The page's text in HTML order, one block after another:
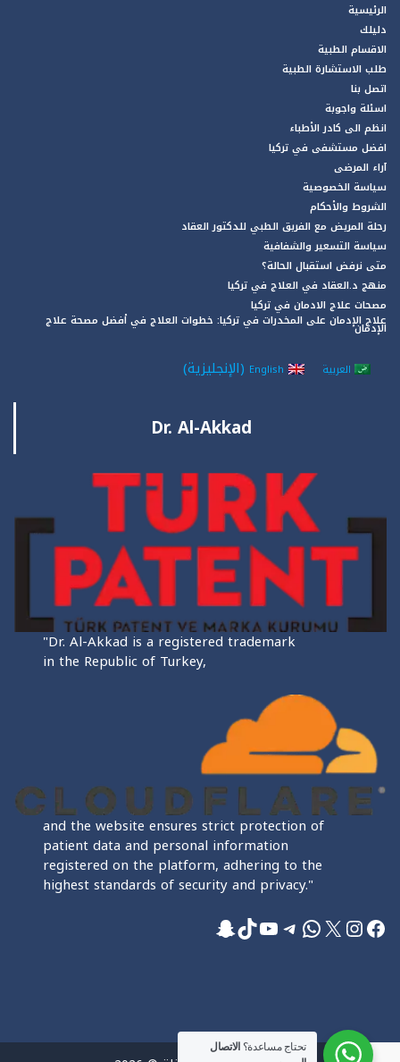
الرئيسية
دليلك
الاقسام الطبية
طلب الاستشارة الطبية
اتصل بنا
اسئلة واجوبة
انظم الى كادر الأطباء
افضل مستشفى في تركيا
آراء المرضى
سياسة الخصوصية
الشروط والأحكام
رحلة المريض مع الفريق الطبي للدكتور العقاد
سياسة التسعير والشفافية
متى نرفض استقبال الحالة؟
منهج د.العقاد في العلاج في تركيا
مصحات علاج الادمان في تركيا
علاج الإدمان على المخدرات في تركيا: خطوات العلاج في أفضل مصحة علاج
الإدمان
العربية English
(الإنجليزية)
Dr. Al-Akkad
"Dr. Al-Akkad is a registered trademark
in the Republic of Turkey,
and the website ensures strict protection of
patient data and personal information
registered on the platform, adhering to the
highest standards of security and privacy."
فيسبوك
إنستجرام
إكسواتساب
تيليجرام
يوتيوب
تيك توك
سناب شات
تحتاج مساعدة؟ الاتصال